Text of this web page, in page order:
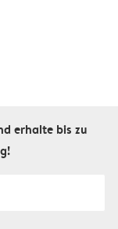
erhalte bis zu